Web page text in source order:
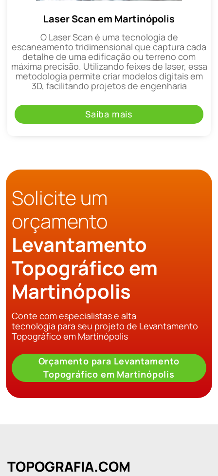
Laser Scan em Martinópolis
O Laser Scan é uma tecnologia de
escaneamento tridimensional que captura cada
detalhe de uma edificação ou terreno com
máxima precisão. Utilizando feixes de laser, essa
metodologia permite criar modelos digitais em
3D, facilitando projetos de engenharia
Saiba mais
Solicite um
orçamento
Levantamento
Topográfico em
Martinópolis
Conte com especialistas e alta
tecnologia para seu projeto de Levantamento
Topográfico em Martinópolis
Orçamento para Levantamento
Topográfico em Martinópolis
TOPOGRAFIA.COM